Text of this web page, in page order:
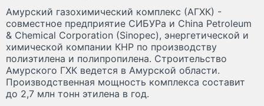
Амурский газохимический комплекс (АГХК) -
совместное предприятие СИБУРа и China Petroleum
& Chemical Corporation (Sinopec), энергетической и
химической компании КНР по производству
полиэтилена и полипропилена. Строительство
Амурского ГХК ведется в Амурской области.
Производственная мощность комплекса составит
до 2,7 млн тонн этилена в год.